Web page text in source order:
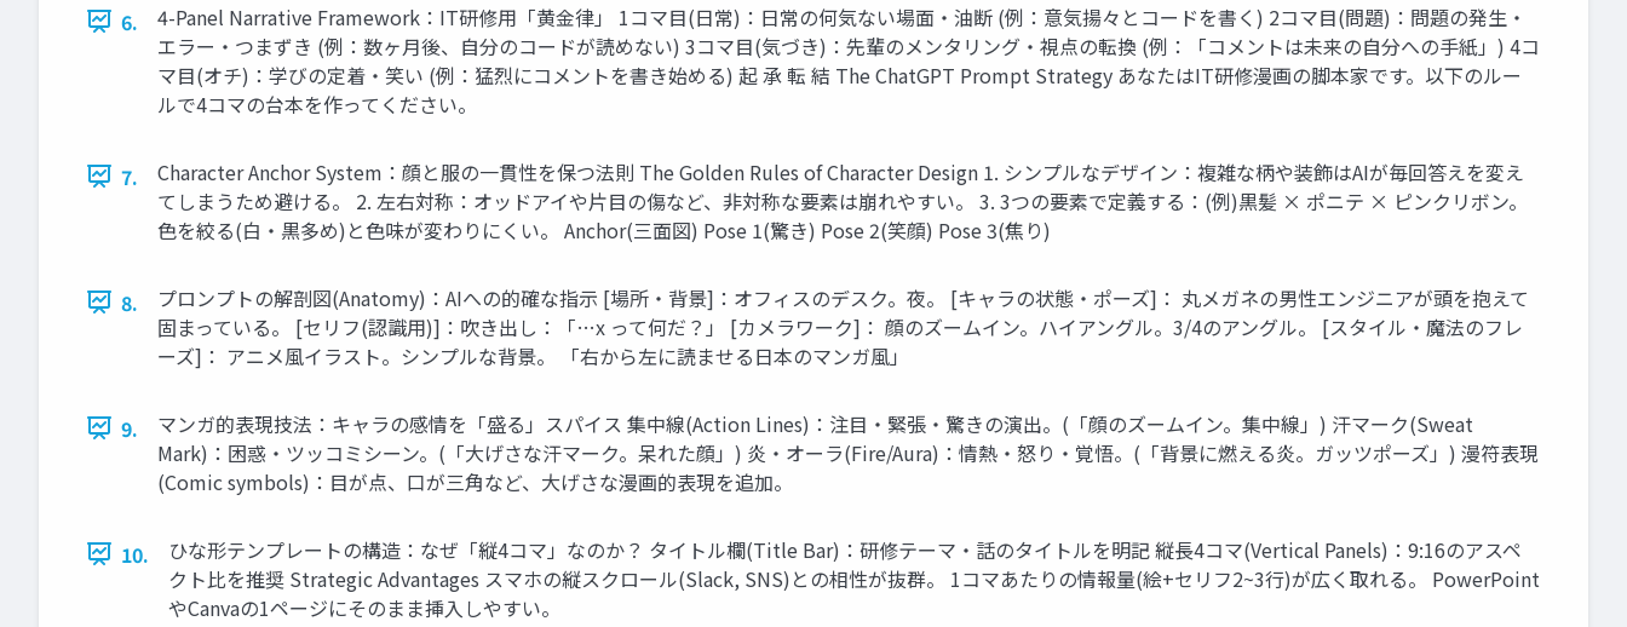
6.
4-Panel Narrative Framework：IT研修用「黄金律」 1コマ目(日常)：日常の何気ない場面・油断 (例：意気揚々とコードを書く) 2コマ目(問題)：問題の発生・
エラー・つまずき (例：数ヶ月後、自分のコードが読めない) 3コマ目(気づき)：先輩のメンタリング・視点の転換 (例：「コメントは未来の自分への手紙」) 4コ
マ目(オチ)：学びの定着・笑い (例：猛烈にコメントを書き始める) 起 承 転 結 The ChatGPT Prompt Strategy あなたはIT研修漫画の脚本家です。以下のルー
ルで4コマの台本を作ってください。
7.
Character Anchor System：顔と服の一貫性を保つ法則 The Golden Rules of Character Design 1. シンプルなデザイン：複雑な柄や装飾はAIが毎回答えを変え
てしまうため避ける。 2. 左右対称：オッドアイや片目の傷など、非対称な要素は崩れやすい。 3. 3つの要素で定義する：(例)黒髪 × ポニテ × ピンクリボン。
色を絞る(白・黒多め)と色味が変わりにくい。 Anchor(三面図) Pose 1(驚き) Pose 2(笑顔) Pose 3(焦り)
8.
プロンプトの解剖図(Anatomy)：AIへの的確な指示 [場所・背景]：オフィスのデスク。夜。 [キャラの状態・ポーズ]： 丸メガネの男性エンジニアが頭を抱えて
固まっている。 [セリフ(認識用)]：吹き出し：「…x って何だ？」 [カメラワーク]： 顔のズームイン。ハイアングル。3/4のアングル。 [スタイル・魔法のフレ
ーズ]： アニメ風イラスト。シンプルな背景。 「右から左に読ませる日本のマンガ風」
9.
マンガ的表現技法：キャラの感情を「盛る」スパイス 集中線(Action Lines)：注目・緊張・驚きの演出。(「顔のズームイン。集中線」) 汗マーク(Sweat
Mark)：困惑・ツッコミシーン。(「大げさな汗マーク。呆れた顔」) 炎・オーラ(Fire/Aura)：情熱・怒り・覚悟。(「背景に燃える炎。ガッツポーズ」) 漫符表現
(Comic symbols)：目が点、口が三角など、大げさな漫画的表現を追加。
10.
ひな形テンプレートの構造：なぜ「縦4コマ」なのか？ タイトル欄(Title Bar)：研修テーマ・話のタイトルを明記 縦長4コマ(Vertical Panels)：9:16のアスペ
クト比を推奨 Strategic Advantages スマホの縦スクロール(Slack, SNS)との相性が抜群。 1コマあたりの情報量(絵+セリフ2~3行)が広く取れる。 PowerPoint
やCanvaの1ページにそのまま挿入しやすい。